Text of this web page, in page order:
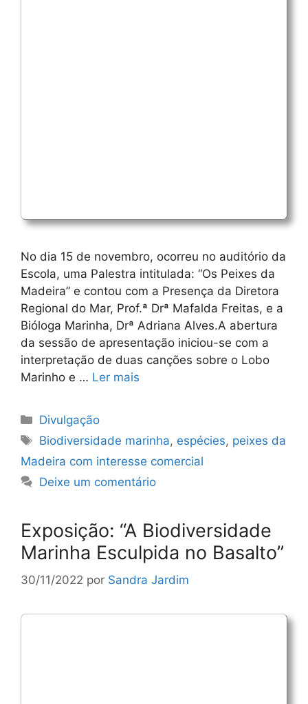
No dia 15 de novembro, ocorreu no auditório da
Escola, uma Palestra intitulada: “Os Peixes da
Madeira” e contou com a Presença da Diretora
Regional do Mar, Prof.ª Drª Mafalda Freitas, e a
Bióloga Marinha, Drª Adriana Alves.A abertura
da sessão de apresentação iniciou-se com a
interpretação de duas canções sobre o Lobo
Marinho e … Ler mais
Categorias
Divulgação
Etiquetas
Biodiversidade marinha, espécies, peixes da
Madeira com interesse comercial
Deixe um comentário
Exposição: “A Biodiversidade
Marinha Esculpida no Basalto”
30/11/2022 por Sandra Jardim